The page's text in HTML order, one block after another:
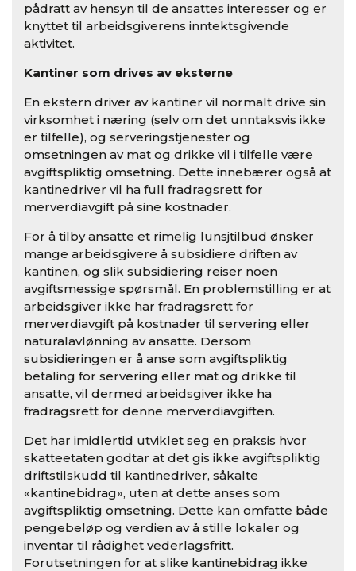
pådratt av hensyn til de ansattes interesser og er
knyttet til arbeidsgiverens inntektsgivende
aktivitet.
Kantiner som drives av eksterne
En ekstern driver av kantiner vil normalt drive sin
virksomhet i næring (selv om det unntaksvis ikke
er tilfelle), og serveringstjenester og
omsetningen av mat og drikke vil i tilfelle være
avgiftspliktig omsetning. Dette innebærer også at
kantinedriver vil ha full fradragsrett for
merverdiavgift på sine kostnader.
For å tilby ansatte et rimelig lunsjtilbud ønsker
mange arbeidsgivere å subsidiere driften av
kantinen, og slik subsidiering reiser noen
avgiftsmessige spørsmål. En problemstilling er at
arbeidsgiver ikke har fradragsrett for
merverdiavgift på kostnader til servering eller
naturalavlønning av ansatte. Dersom
subsidieringen er å anse som avgiftspliktig
betaling for servering eller mat og drikke til
ansatte, vil dermed arbeidsgiver ikke ha
fradragsrett for denne merverdiavgiften.
Det har imidlertid utviklet seg en praksis hvor
skatteetaten godtar at det gis ikke avgiftspliktig
driftstilskudd til kantinedriver, såkalte
«kantinebidrag», uten at dette anses som
avgiftspliktig omsetning. Dette kan omfatte både
pengebeløp og verdien av å stille lokaler og
inventar til rådighet vederlagsfritt.
Forutsetningen for at slike kantinebidrag ikke